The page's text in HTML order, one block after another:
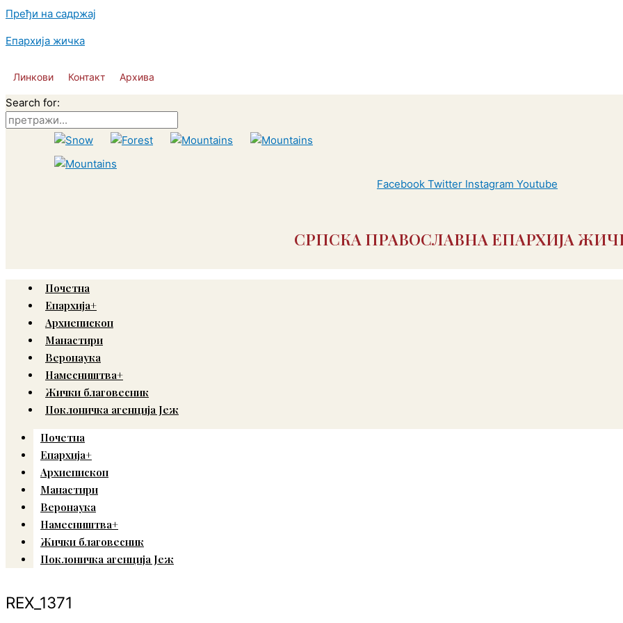
Пређи на садржај
Епархија жичка
Линкови Контакт Архива
Search for:
Facebook Twitter Instagram Youtube
СРПСКА ПРАВОСЛАВНА ЕПАРХИЈА
Почетна
Епархија+
Архиепископ
Манастири
Веронаука
Намесништва+
Жички благовесник
Поклоничка агенција Јеж
Почетна
Епархија+
Архиепископ
Манастири
Веронаука
Намесништва+
Жички благовесник
Поклоничка агенција Јеж
REX_1371